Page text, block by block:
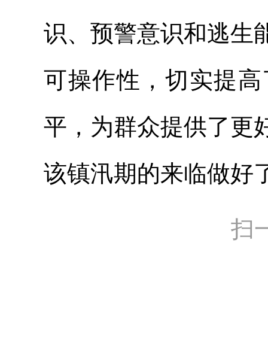
识、预警意识和逃生
可操作性，切实提
平，为群众提供了更
该镇汛期的来临做好
扫